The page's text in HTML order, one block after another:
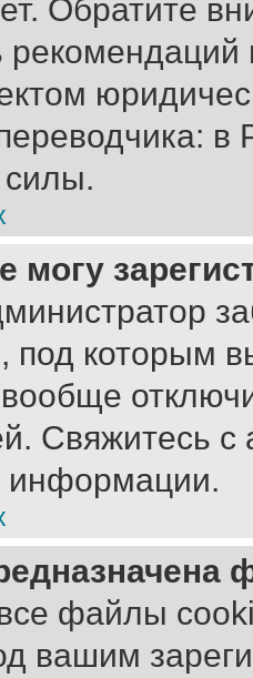
Обратите
в
могу
под которым
Свяжитесь
информации.
файлы
вашим